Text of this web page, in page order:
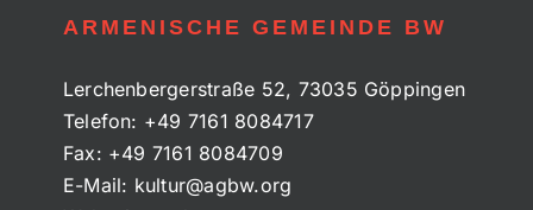
ARMENISCHE GEMEINDE BW
Lerchenbergerstraße 52, 73035 Göppingen
Telefon: +49 7161 8084717
Fax: +49 7161 8084709
E-Mail: kultur@agbw.org